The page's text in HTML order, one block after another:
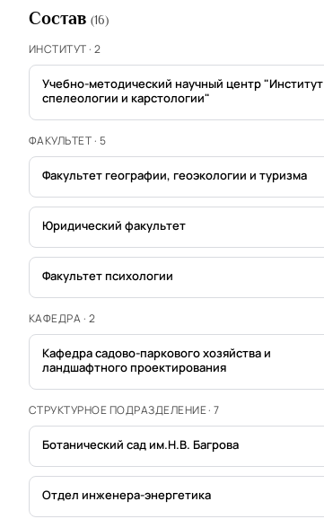
Состав (16)
ИНСТИТУТ · 2
Учебно-методический научный центр "Институт
спелеологии и карстологии"
ФАКУЛЬТЕТ · 5
Факультет географии, геоэкологии и туризма
Юридический факультет
Факультет психологии
КАФЕДРА · 2
Кафедра садово-паркового хозяйства и
ландшафтного проектирования
СТРУКТУРНОЕ ПОДРАЗДЕЛЕНИЕ · 7
Ботанический сад им.Н.В. Багрова
Отдел инженера-энергетика